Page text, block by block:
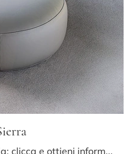
Pouf Sierra di Cattelan Italia: clicca e ottieni informazioni sui Complementi e pouf moderni in pelle del noto e conosciuto brand!